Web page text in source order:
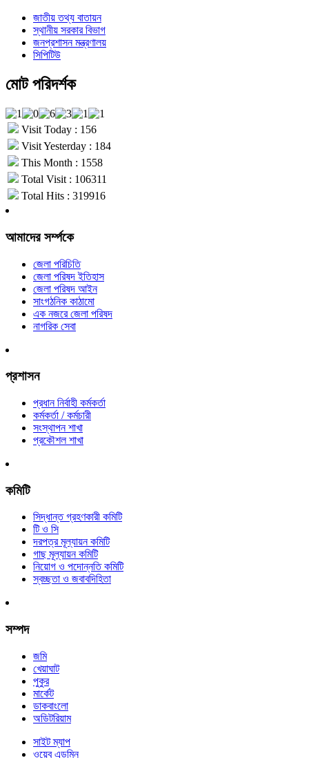
জাতীয় তথ্য বাতায়ন
স্থানীয় সরকার বিভাগ
জনপ্রশাসন মন্ত্রণালয়
সিপিটিউ
মোট পরিদর্শক
Visit Today : 156
Visit Yesterday : 184
This Month : 1558
Total Visit : 106311
Total Hits : 319916
আমাদের সর্ম্পকে
জেলা পরিচিতি
জেলা পরিষদ ইতিহাস
জেলা পরিষদ আইন
সাংগঠনিক কাঠামো
এক নজরে জেলা পরিষদ
নাগরিক সেবা
প্রশাসন
প্রধান নির্বাহী কর্মকর্তা
কর্মকর্তা / কর্মচারী
সংস্থাপন শাখা
প্রকৌশল শাখা
কমিটি
সিদ্ধান্ত গ্রহণকারী কমিটি
টি ও সি
দরপত্র মূল্যায়ন কমিটি
গাছ মূল্যায়ন কমিটি
নিয়োগ ও পদোন্নতি কমিটি
স্বচ্ছতা ও জবাবদিহিতা
সম্পদ
জমি
খেয়াঘাট
পুকুর
মার্কেট
ডাকবাংলো
অডিটরিয়াম
সাইট ম্যাপ
ওয়েব এডমিন